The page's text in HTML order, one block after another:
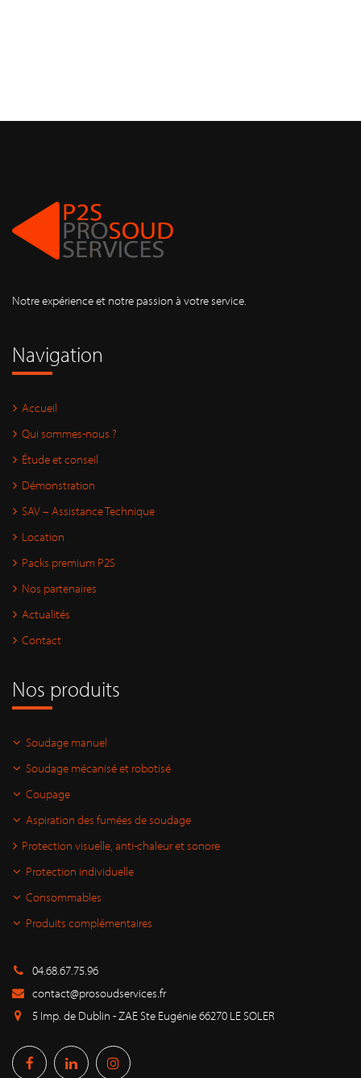
Notre expérience et notre passion à votre service.
Navigation
Accueil
Qui sommes-nous ?
Étude et conseil
Démonstration
SAV – Assistance Technique
Location
Packs premium P2S
Nos partenaires
Actualités
Contact
Nos produits
Soudage manuel
Soudage mécanisé et robotisé
Coupage
Aspiration des fumées de soudage
Protection visuelle, anti-chaleur et sonore
Protection individuelle
Consommables
Produits complémentaires
04.68.67.75.96
contact@prosoudservices.fr
5 Imp. de Dublin - ZAE Ste Eugénie 66270 LE SOLER